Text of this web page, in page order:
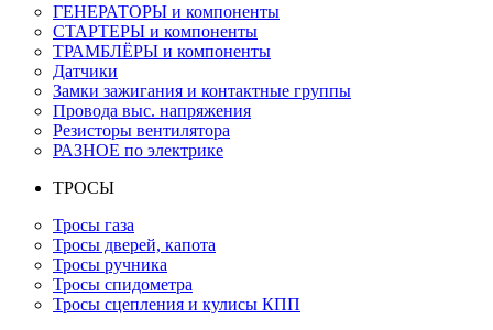
ГЕНЕРАТОРЫ и компоненты
СТАРТЕРЫ и компоненты
ТРАМБЛЁРЫ и компоненты
Датчики
Замки зажигания и контактные группы
Провода выс. напряжения
Резисторы вентилятора
РАЗНОЕ по электрике
ТРОСЫ
Тросы газа
Тросы дверей, капота
Тросы ручника
Тросы спидометра
Тросы сцепления и кулисы КПП